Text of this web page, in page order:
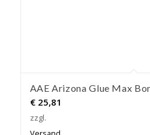
AAE Arizona Glue Max
€25,81
zzgl.